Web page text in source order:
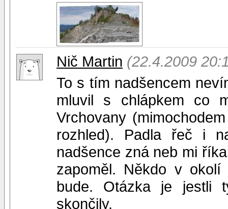
Nič Martin (22.4.2009
To s tím nadšencem
mluvil s chlápkem co
Vrchovany
rozhled). Padla řeč i
nadšence zná neb mi
zapoměl. Někdo v
bude. Otázka je jestli
skončily.